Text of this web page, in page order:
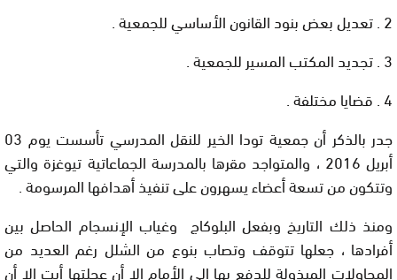
2 . تعديل بعض بنود القانون الأساسي للجمعية .
3 . تجديد المكتب المسير للجمعية .
4 . قضايا مختلفة .
جدر بالذكر أن جمعية تودا الخير للنقل المدرسي تأسست يوم 03
أبريل 2016 ، والمتواجد مقرها بالمدرسة الجماعاتية تيوغزة والتي
وتتكون من تسعة أعضاء يسهرون على تنفيذ أهدافها المرسومة .
ومنذ ذلك التاريخ وبفعل البلوكاج وغياب الإنسجام الحاصل بين
أفرادها ، جعلها تتوقف وتصاب بنوع من الشلل رغم العديد من
المحاولات المبذولة للدفع بها إلى الأمام إلا أن عجلتها أبت إلا أن